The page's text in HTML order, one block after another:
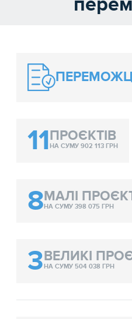
11ПРОЄКТІВ
НА СУМУ 902 113 ГРН
8МАЛІ
НА СУМУ 398 075 ГРН
3ВЕЛИКІ
НА СУМУ 504 038 ГРН